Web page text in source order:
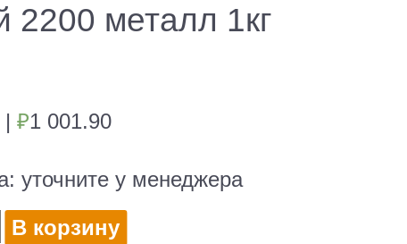
металл 1кг
| ₽1 001.90
уточните у менеджера
В корзину